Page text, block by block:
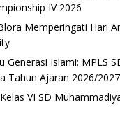
IV 2026
Memperingati Hari
Generasi Islami: MPLS
Tahun Ajaran 2026/2027
VI SD